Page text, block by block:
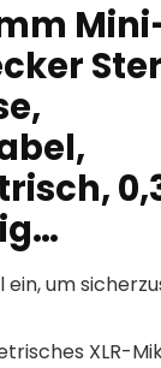
ein, um
XLR-